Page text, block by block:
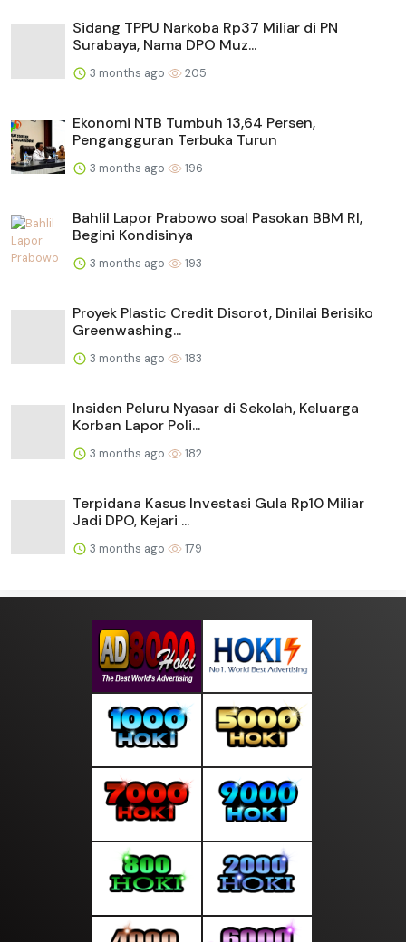
Sidang TPPU Narkoba Rp37 Miliar di PN
Surabaya, Nama DPO Muz...
3 months ago 205
Ekonomi NTB Tumbuh 13,64 Persen,
Pengangguran Terbuka Turun
3 months ago 196
Bahlil Lapor Prabowo soal Pasokan BBM RI,
Begini Kondisinya
3 months ago 193
Proyek Plastic Credit Disorot, Dinilai Berisiko
Greenwashing...
3 months ago 183
Insiden Peluru Nyasar di Sekolah, Keluarga
Korban Lapor Poli...
3 months ago 182
Terpidana Kasus Investasi Gula Rp10 Miliar
Jadi DPO, Kejari ...
3 months ago 179